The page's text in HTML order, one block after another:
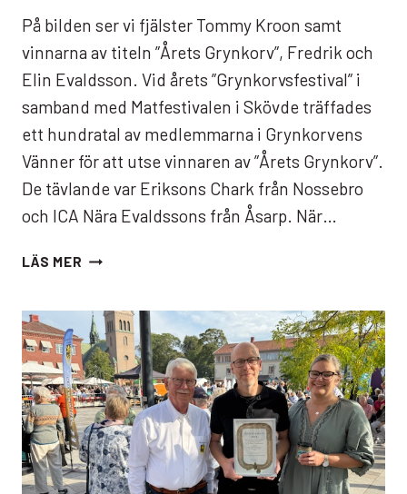
På bilden ser vi fjälster Tommy Kroon samt
vinnarna av titeln ”Årets Grynkorv”, Fredrik och
Elin Evaldsson. Vid årets ”Grynkorvsfestival” i
samband med Matfestivalen i Skövde träffades
ett hundratal av medlemmarna i Grynkorvens
Vänner för att utse vinnaren av ”Årets Grynkorv”.
De tävlande var Eriksons Chark från Nossebro
och ICA Nära Evaldssons från Åsarp. När…
LÄS MER TRONSKIFTE